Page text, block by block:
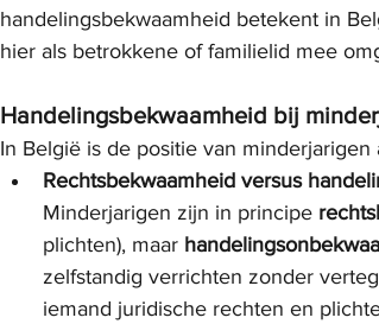
handelingsbekwaamheid betekent in
hier als betrokkene of familielid mee
Handelingsbekwaamheid bij
In België is de positie van minderjarigen
Rechtsbekwaamheid versus
Minderjarigen zijn in principe
plichten), maar
zelfstandig verrichten zonder
iemand juridische rechten en